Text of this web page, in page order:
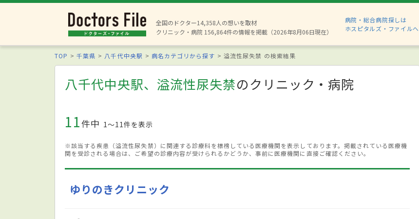
全国のドクター14,358人の想いを取材
クリニック・病院 156,864件の情報を掲載（2026年8月06日現在）
病院・総合病院探しは
ホスピタルズ・ファイルへ
TOP 千葉県 八千代中央駅 病名カテゴリから探す 溢流性尿失禁 の検索結果
八千代中央駅、溢流性尿失禁のクリニック・病院
11件中 1〜11件を表示
※該当する疾患（溢流性尿失禁）に関連する診療科を標榜している医療機関を表示しております。掲載されている医療機
関を受診される場合は、ご希望の診療内容が受けられるかどうか、事前に医療機関に直接ご確認ください。
ゆりのきクリニック